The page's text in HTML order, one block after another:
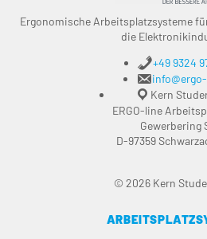
Ergonomische Arbeitsplatzsysteme
die
+49 9324
Kern
ERGO-line
Gewerbering
D-97359
© 2026 Kern